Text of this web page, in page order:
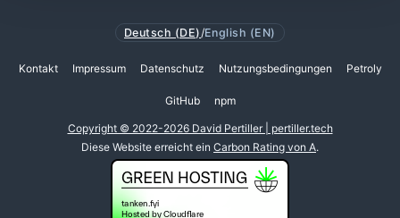
Deutsch (DE) /English (EN)
Kontakt Impressum Datenschutz Nutzungsbedingungen Petroly
GitHub npm
Copyright © 2022-2026 David Pertiller | pertiller.tech
Diese Website erreicht ein Carbon Rating von A.